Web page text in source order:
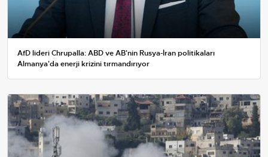
AfD lideri Chrupalla: ABD ve AB'nin Rusya-İran politikaları
Almanya'da enerji krizini tırmandırıyor